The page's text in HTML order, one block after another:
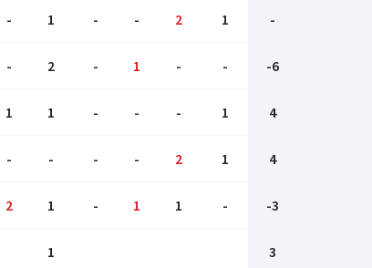
- 1 - - 2 1 -
- 2 - 1 - - -6
1 1 - - - 1 4
- - - - 2 1 4
2 1 - 1 1 - -3
1 3